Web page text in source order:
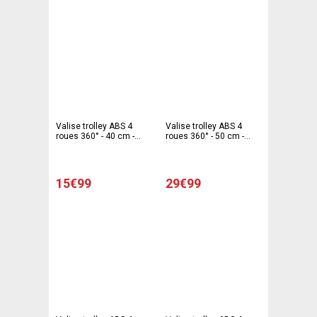
Valise trolley ABS 4
roues 360° - 40 cm -
15€99
Valise trolley ABS 4
roues 360° - 50 cm -
29€99